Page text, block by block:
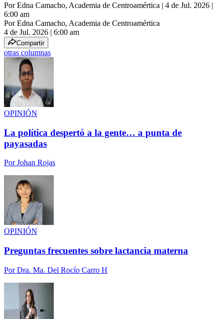
PorEdna Camacho, Academia de Centroamértica | 4 de Jul. 2026 |
6:00 am
PorEdna Camacho, Academia de Centroamértica
4 de Jul. 2026 | 6:00 am
Compartir
otras columnas
OPINIÓN
La política despertó a la gente… a punta de
payasadas
PorJohan Rojas
OPINIÓN
Preguntas frecuentes sobre lactancia materna
PorDra. Ma. Del Rocío Carro H